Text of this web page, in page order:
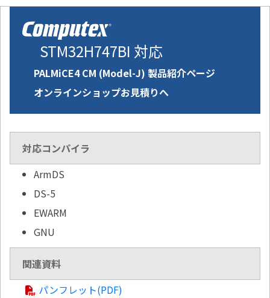
STM32H747BI 対応
PALMiCE4 CM (Model-J) 製品紹介ページ
オンラインショップお見積りへ
対応コンパイラ
ArmDS
DS-5
EWARM
GNU
関連資料
パンフレット(PDF)